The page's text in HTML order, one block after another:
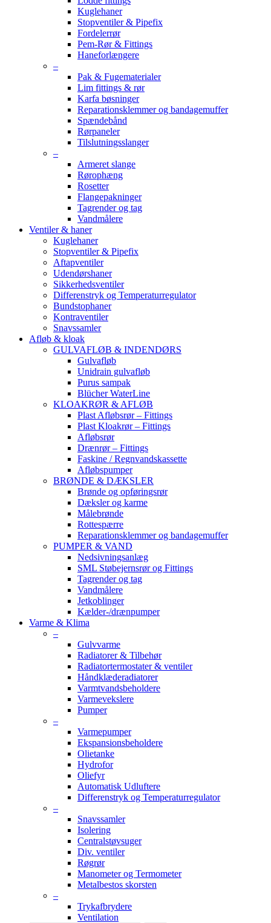
Kuglehaner
Stopventiler & Pipefix
Fordelerrør
Pem-Rør & Fittings
Haneforlængere
–
Pak & Fugematerialer
Lim fittings & rør
Karfa bøsninger
Reparationsklemmer og bandagemuffer
Spændebånd
Rørpaneler
Tilslutningsslanger
–
Armeret slange
Rørophæng
Rosetter
Flangepakninger
Tagrender og tag
Vandmålere
Ventiler & haner
Kuglehaner
Stopventiler & Pipefix
Aftapventiler
Udendørshaner
Sikkerhedsventiler
Differenstryk og Temperaturregulator
Bundstophaner
Kontraventiler
Snavssamler
Afløb & kloak
GULVAFLØB & INDENDØRS
Gulvafløb
Unidrain gulvafløb
Purus sampak
Blücher WaterLine
KLOAKRØR & AFLØB
Plast Afløbsrør – Fittings
Plast Kloakrør – Fittings
Afløbsrør
Drænrør – Fittings
Faskine / Regnvandskassette
Afløbspumper
BRØNDE & DÆKSLER
Brønde og opføringsrør
Dæksler og karme
Målebrønde
Rottespærre
Reparationsklemmer og bandagemuffer
PUMPER & VAND
Nedsivningsanlæg
SML Støbejernsrør og Fittings
Tagrender og tag
Vandmålere
Jetkoblinger
Kælder-/drænpumper
Varme & Klima
–
Gulvvarme
Radiatorer & Tilbehør
Radiatortermostater & ventiler
Håndklæderadiatorer
Varmtvandsbeholdere
Varmevekslere
Pumper
–
Varmepumper
Ekspansionsbeholdere
Olietanke
Hydrofor
Oliefyr
Automatisk Udluftere
Differenstryk og Temperaturregulator
–
Snavssamler
Isolering
Centralstøvsuger
Div. ventiler
Røgrør
Manometer og Termometer
Metalbestos skorsten
–
Trykafbrydere
Ventilation